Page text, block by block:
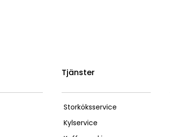
Tjänster
Storköksservice
Kylservice